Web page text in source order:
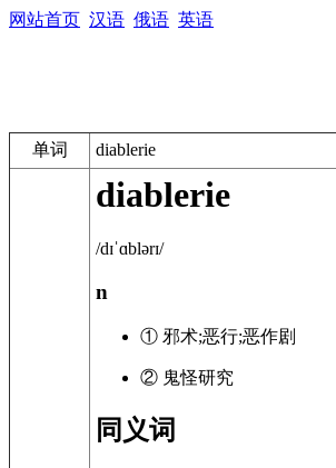
网站首页 汉语 俄语 英语
单词 diablerie
diablerie
/dɪˈɑblərɪ/
n
① 邪术;恶行;恶作剧
② 鬼怪研究
同义词